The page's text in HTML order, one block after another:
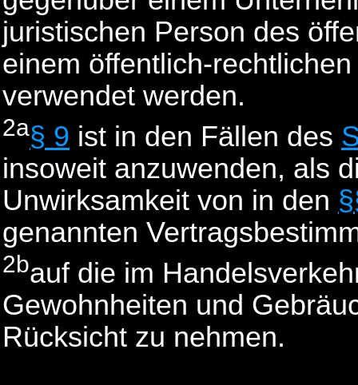
juristischen Person des
einem öffentlich-
verwendet werden.
2a§ 9 ist in den Fällen des
insoweit anzuwenden, als
Unwirksamkeit von in den
genannten
2bauf die im
Gewohnheiten und
Rücksicht zu nehmen.